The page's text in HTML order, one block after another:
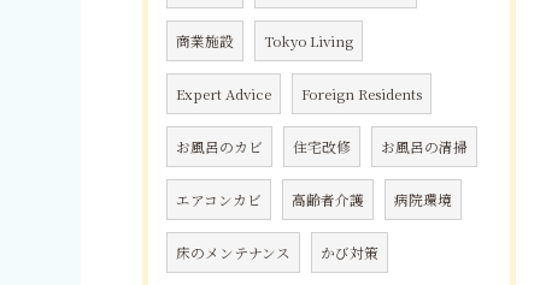
商業施設 Tokyo Living
Expert Advice Foreign Residents
お風呂のカビ 住宅改修 お風呂の清掃
エアコンカビ 高齢者介護 病院環境
床のメンテナンス かび対策